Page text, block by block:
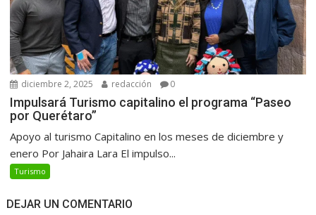
diciembre 2, 2025 redacción 0
Impulsará Turismo capitalino el programa “Paseo
por Querétaro”
Apoyo al turismo Capitalino en los meses de diciembre y
enero Por Jahaira Lara El impulso...
Turismo
DEJAR UN COMENTARIO